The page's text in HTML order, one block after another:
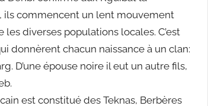
ils commencent un lent mouvement
les diverses populations locales. C’est
donnèrent chacun naissance à un clan:
D’une épouse noire il eut un autre fils,
est constitué des Teknas, Berbères